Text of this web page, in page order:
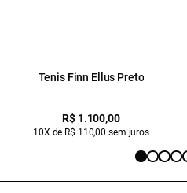
Tenis Finn Ellus Preto
R$ 1.100,00
10X de R$ 110,00 sem juros